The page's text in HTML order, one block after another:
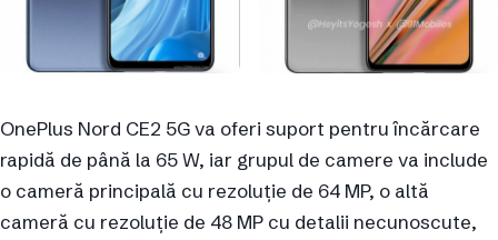
OnePlus Nord CE2 5G va oferi suport pentru încărcare
rapidă de până la 65 W, iar grupul de camere va include
o cameră principală cu rezoluție de 64 MP, o altă
cameră cu rezoluție de 48 MP cu detalii necunoscute,